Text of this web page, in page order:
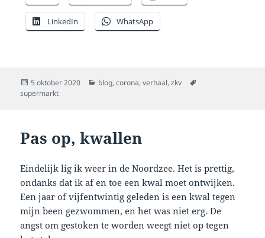
LinkedIn WhatsApp
Geplaatst
op
5 oktober 2020 Categorieën
blog,corona,verhaal,zkv
supermarkt
Pas op, kwallen
Eindelijk lig ik weer in de Noordzee. Het is prettig,
ondanks dat ik af en toe een kwal moet ontwijken.
Een jaar of vijfentwintig geleden is een kwal tegen
mijn been gezwommen, en het was niet erg. De
angst om gestoken te worden weegt niet op tegen